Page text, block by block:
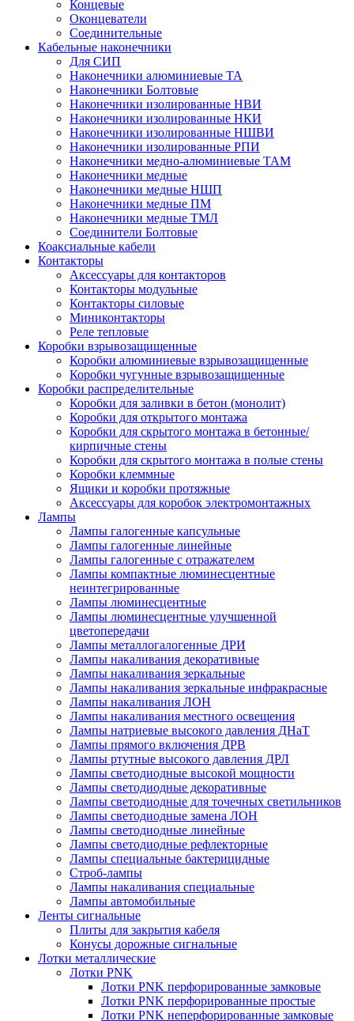
Концевые
Оконцеватели
Соединительные
Кабельные наконечники
Для СИП
Наконечники алюминиевые ТА
Наконечники Болтовые
Наконечники изолированные НВИ
Наконечники изолированные НКИ
Наконечники изолированные НШВИ
Наконечники изолированные РПИ
Наконечники медно-алюминиевые ТАМ
Наконечники медные
Наконечники медные НШП
Наконечники медные ПМ
Наконечники медные ТМЛ
Соединители Болтовые
Коаксиальные кабели
Контакторы
Аксессуары для контакторов
Контакторы модульные
Контакторы силовые
Миниконтакторы
Реле тепловые
Коробки взрывозащищенные
Коробки алюминиевые взрывозащищенные
Коробки чугунные взрывозащищенные
Коробки распределительные
Коробки для заливки в бетон (монолит)
Коробки для открытого монтажа
Коробки для скрытого монтажа в бетонные/
кирпичные стены
Коробки для скрытого монтажа в полые стены
Коробки клеммные
Ящики и коробки протяжные
Аксессуары для коробок электромонтажных
Лампы
Лампы галогенные капсульные
Лампы галогенные линейные
Лампы галогенные с отражателем
Лампы компактные люминесцентные
неинтегрированные
Лампы люминесцентные
Лампы люминесцентные улучшенной
цветопередачи
Лампы металлогалогенные ДРИ
Лампы накаливания декоративные
Лампы накаливания зеркальные
Лампы накаливания зеркальные инфракрасные
Лампы накаливания ЛОН
Лампы накаливания местного освещения
Лампы натриевые высокого давления ДНаТ
Лампы прямого включения ДРВ
Лампы ртутные высокого давления ДРЛ
Лампы светодиодные высокой мощности
Лампы светодиодные декоративные
Лампы светодиодные для точечных светильников
Лампы светодиодные замена ЛОН
Лампы светодиодные линейные
Лампы светодиодные рефлекторные
Лампы специальные бактерицидные
Строб-лампы
Лампы накаливания специальные
Лампы автомобильные
Ленты сигнальные
Плиты для закрытия кабеля
Конусы дорожные сигнальные
Лотки металлические
Лотки PNK
Лотки PNK перфорированные замковые
Лотки PNK перфорированные простые
Лотки PNK неперфорированные замковые